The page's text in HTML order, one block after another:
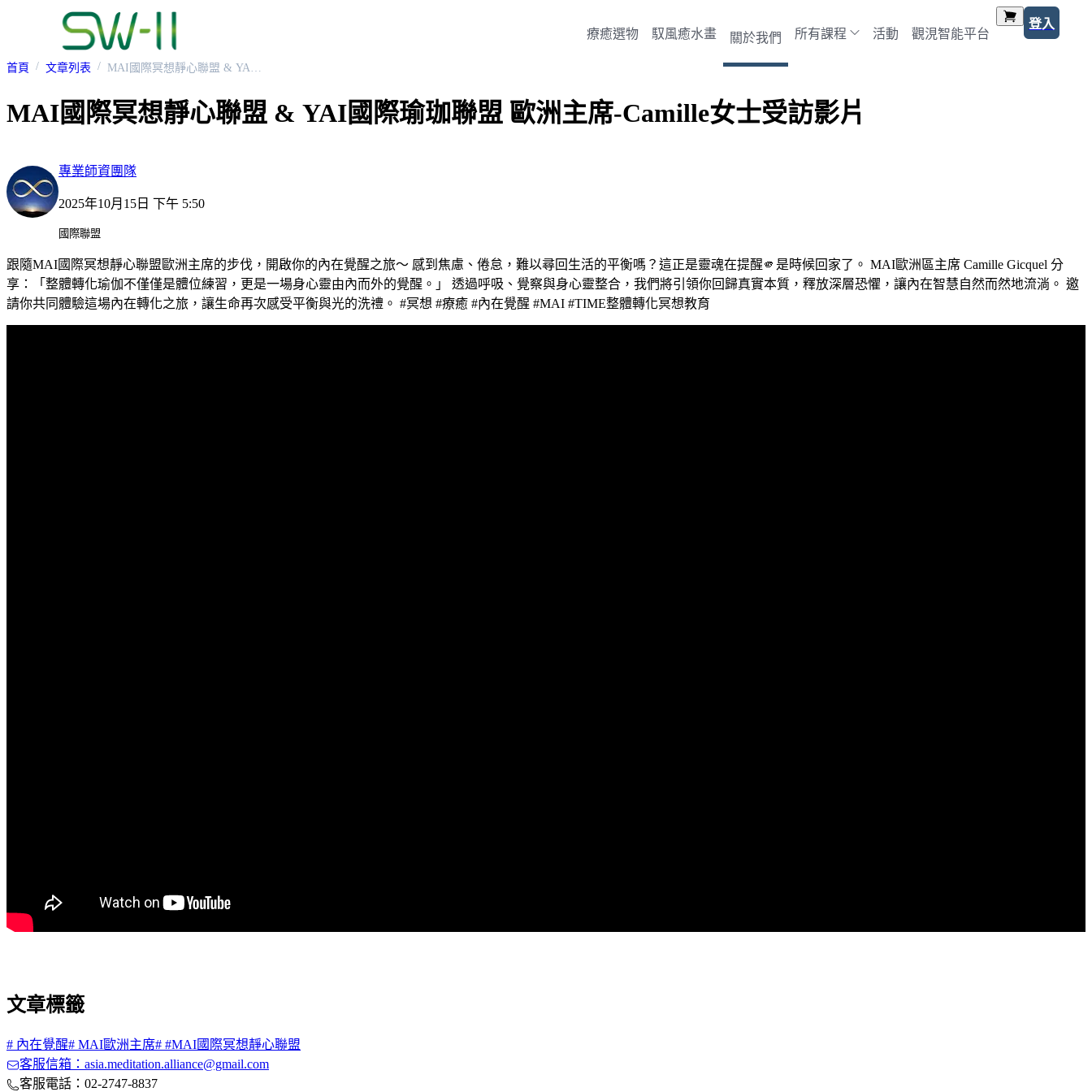
療癒選物 馭風癒水畫 關於我們 所有課程 活動 觀涀智能平台
登入
首頁 文章列表 MAI國際冥想靜心聯盟 & YAI國際瑜珈聯盟 歐洲主席-Camille女士受訪影片
MAI國際冥想靜心聯盟 & YAI國際瑜珈聯盟 歐洲主席-Camille女士受訪影片
專業師資團隊
2025年10月15日 下午 5:50
國際聯盟
跟隨MAI國際冥想靜心聯盟歐洲主席的步伐，開啟你的內在覺醒之旅～ 感到焦慮、倦怠，難以尋回生活的平衡嗎？這正是靈魂在提醒🫵是時候回家了。 MAI歐洲區主席 Camille Gicquel 分
享：「整體轉化瑜伽不僅僅是體位練習，更是一場身心靈由內而外的覺醒。」 透過呼吸、覺察與身心靈整合，我們將引領你回歸真實本質，釋放深層恐懼，讓內在智慧自然而然地流淌。 邀
請你共同體驗這場內在轉化之旅，讓生命再次感受平衡與光的洗禮。 #冥想 #療癒 #內在覺醒 #MAI #TIME整體轉化冥想教育
文章標籤
# 內在覺醒# MAI歐洲主席# #MAI國際冥想靜心聯盟
客服信箱：asia.meditation.alliance@gmail.com
客服電話：02-2747-8837